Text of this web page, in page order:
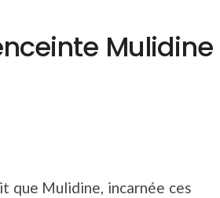
Mulidine
que Mulidine, incarnée ces